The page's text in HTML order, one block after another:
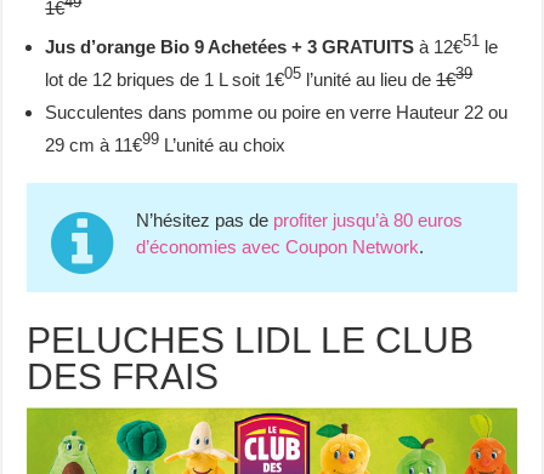
1€
Jus d’orange Bio 9 Achetées + 3 GRATUITS à 12€51 le
lot de 12 briques de 1 L soit 1€05 l’unité au lieu de1€39
Succulentes dans pomme ou poire en verre Hauteur 22 ou
29 cm à 11€99 L’unité au choix
N’hésitez pas de profiter jusqu’à 80 euros
d’économies avec Coupon Network.
PELUCHES LIDL LE CLUB
DES FRAIS